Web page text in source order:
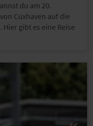
du am 20.
Cuxhaven auf die
gibt es eine Reise